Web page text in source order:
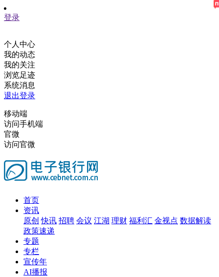
登录
个人中心
我的动态
我的关注
浏览足迹
系统消息
退出登录
移动端
访问手机端
官微
访问官微
首页
资讯
原创 快讯 招聘 会议 江湖 理财 福利汇 金视点 数据解读
政策速递
专题
专栏
宣传年
AI播报